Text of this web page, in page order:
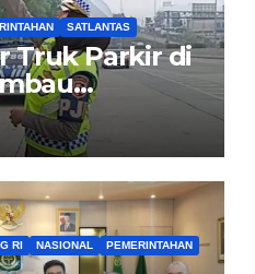
SATLANTAS
Truk Parkir di
RI NASIONAL
PEMERINTAHAN